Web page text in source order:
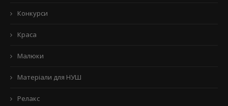
Конкурси
Краса
Малюки
Матеріали для НУШ
Релакс